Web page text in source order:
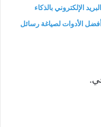
الإلكتروني بالذكاء
الأدوات لصياغة رسائل